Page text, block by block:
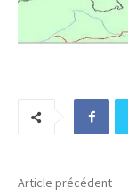
Article précédent